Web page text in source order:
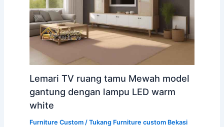
Lemari TV ruang tamu Mewah model
gantung dengan lampu LED warm
white
Furniture Custom/ Tukang Furniture custom Bekasi